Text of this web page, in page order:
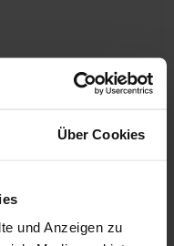
Über Cookies
und Anzeigen zu